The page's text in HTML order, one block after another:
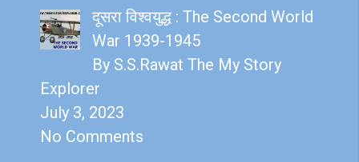
दूसरा विश्वयुद्ध : The Second World
War 1939-1945
By S.S.Rawat The My Story
Explorer
July 3, 2023
No Comments